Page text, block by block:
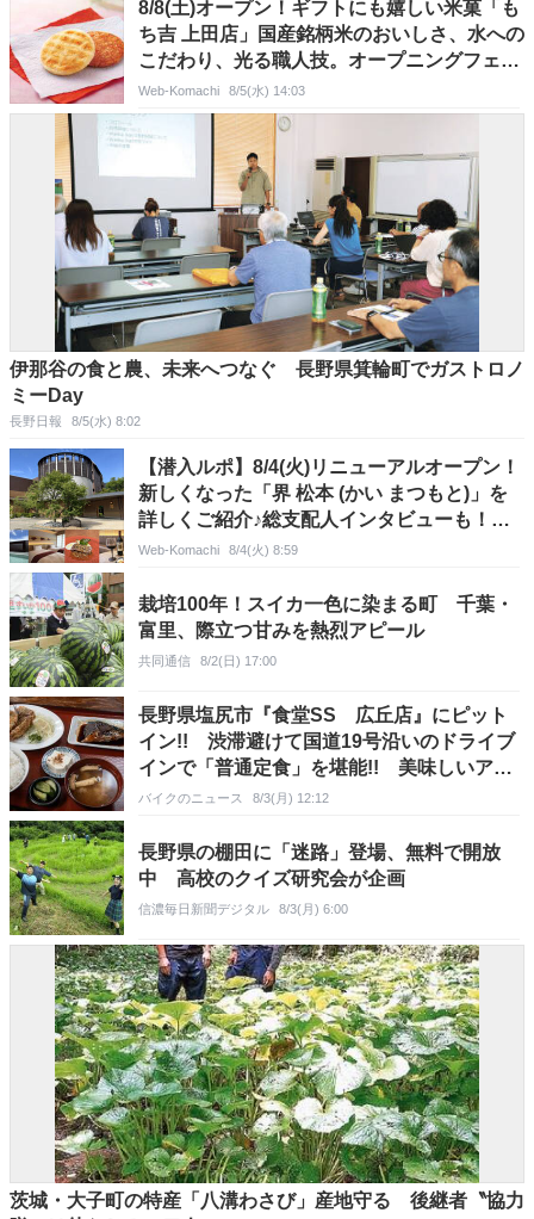
8/8(土)オープン！ギフトにも嬉しい米菓「も
ち吉 上田店」国産銘柄米のおいしさ、水への
こだわり、光る職人技。オープニングフェア
情報も掲載♪@長野県上田市
Web-Komachi 8/5(水) 14:03
伊那谷の食と農、未来へつなぐ 長野県箕輪町でガストロノ
ミーDay
長野日報 8/5(水) 8:02
【潜入ルポ】8/4(火)リニューアルオープン！
新しくなった「界 松本 (かい まつもと)」を
詳しくご紹介♪総支配人インタビューも！信
州ワインや松本の文化体験とともに非日常を
松本市
Web-Komachi 8/4(火) 8:59
栽培100年！スイカ一色に染まる町 千葉・
富里、際立つ甘みを熱烈アピール
共同通信 8/2(日) 17:00
長野県塩尻市『食堂SS 広丘店』にピット
イン!! 渋滞避けて国道19号沿いのドライブ
インで「普通定食」を堪能!! 美味しいアジ
フライを求めて走る旅
バイクのニュース 8/3(月) 12:12
長野県の棚田に「迷路」登場、無料で開放
中 高校のクイズ研究会が企画
信濃毎日新聞デジタル 8/3(月) 6:00
茨城・大子町の特産「八溝わさび」産地守る 後継者〝協力